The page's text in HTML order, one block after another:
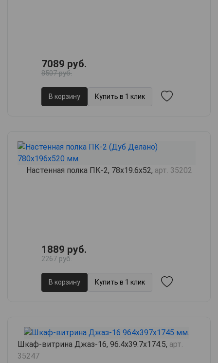
7089 руб.
8507 руб.
В корзину Купить в 1 клик
Настенная полка ПК-2, 78х19.6х52, арт. 35202
1889 руб.
2267 руб.
В корзину Купить в 1 клик
Шкаф-витрина Джаз-16, 96.4х39.7х174.5, арт.
35247